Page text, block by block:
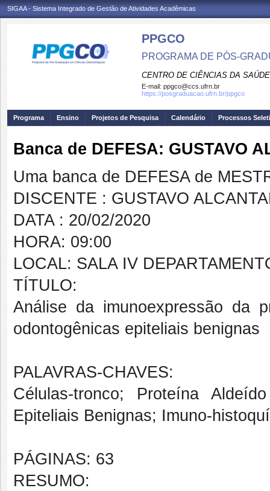
SIGAA - Sistema Integrado de Gestão de Atividades Acadêmicas
PPGCO
PROGRAMA DE PÓS-
CENTRO DE CIÊNCIAS DA SAÚDE
E-mail: ppgco@ccs.ufrn.br
https://posgraduacao.ufrn.br/ppgco
Programa Ensino Projetos de Pesquisa Calendário Processos
Banca de DEFESA: GUSTAVO
Uma banca de DEFESA de
DISCENTE : GUSTAVO
DATA : 20/02/2020
HORA: 09:00
LOCAL: SALA IV
TÍTULO:
Análise da imunoexpressão da
odontogênicas epiteliais benignas
PALAVRAS-CHAVES:
Células-tronco; Proteína
Epiteliais Benignas; Imuno-
PÁGINAS: 63
RESUMO: